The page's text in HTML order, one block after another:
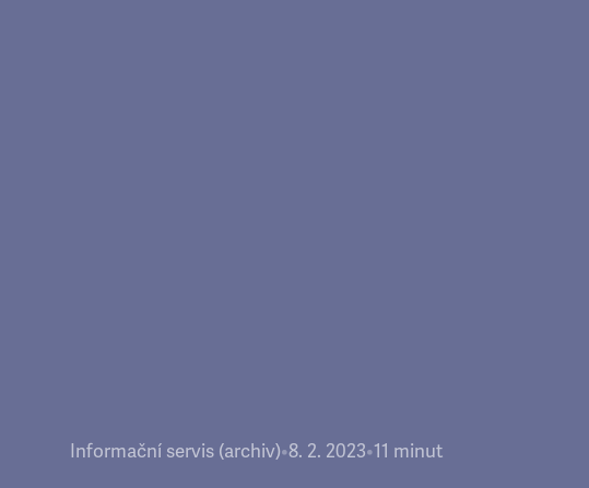
Informační servis (archiv)•8. 2. 2023•11 minut